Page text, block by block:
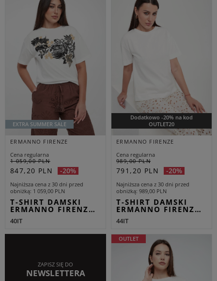
EXTRA SUMMER SALE
ERMANNO FIRENZE
Cena regularna
1 059,00 PLN
847,20 PLN -20%
Najniższa cena z 30 dni przed
obniżką 1 059,00 PLN
T-SHIRT DAMSKI
ERMANNO FIRENZ…
40IT
Dodatkowo -20% na kod
OUTLET20
ERMANNO FIRENZE
Cena regularna
989,00 PLN
791,20 PLN -20%
Najniższa cena z 30 dni przed
obniżką 989,00 PLN
T-SHIRT DAMSKI
ERMANNO FIRENZ…
44IT
ZAPISZ SIĘ DO
NEWSLETTERA
OUTLET